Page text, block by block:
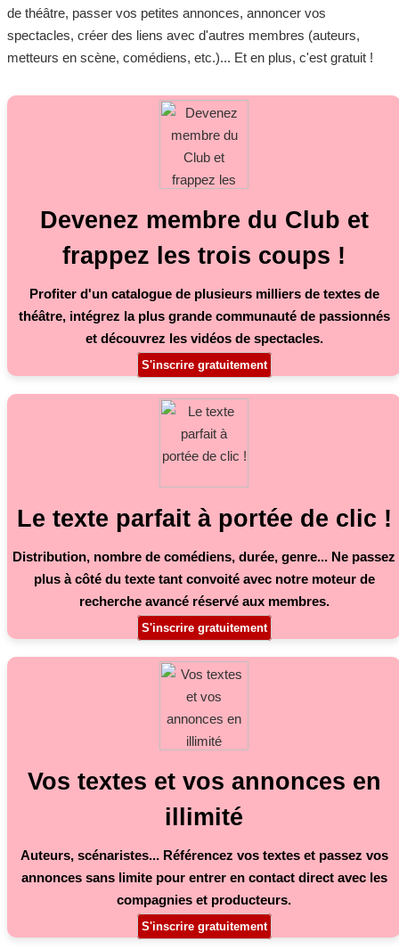
de théâtre, passer vos petites annonces, annoncer vos
spectacles, créer des liens avec d'autres membres (auteurs,
metteurs en scène, comédiens, etc.)... Et en plus, c'est gratuit !
Devenez membre du Club et
frappez les trois coups !
Profiter d'un catalogue de plusieurs milliers de textes de
théâtre, intégrez la plus grande communauté de passionnés
et découvrez les vidéos de spectacles.
S'inscrire gratuitement
Le texte parfait à portée de clic !
Distribution, nombre de comédiens, durée, genre... Ne passez
plus à côté du texte tant convoité avec notre moteur de
recherche avancé réservé aux membres.
S'inscrire gratuitement
Vos textes et vos annonces en
illimité
Auteurs, scénaristes... Référencez vos textes et passez vos
annonces sans limite pour entrer en contact direct avec les
compagnies et producteurs.
S'inscrire gratuitement